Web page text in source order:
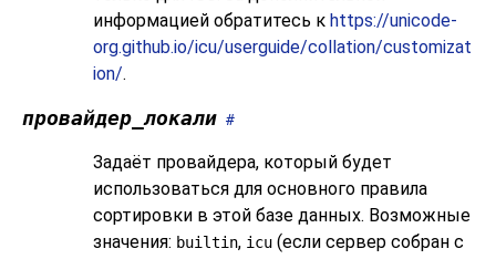
информацией обратитесь к https://unicode-
org.github.io/icu/userguide/collation/customizat
ion/.
провайдер_локали #
Задаёт провайдера, который будет
использоваться для основного правила
сортировки в этой базе данных. Возможные
значения: builtin, icu (если сервер собран с